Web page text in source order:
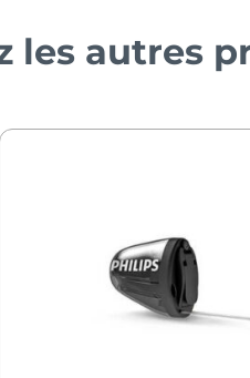
les autres